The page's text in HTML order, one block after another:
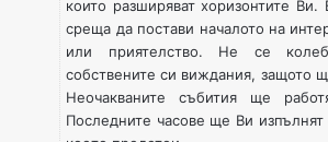
които разширяват хоризонтите
среща да постави началото на
или приятелство. Не се
собствените си виждания, защото
Неочакваните събития ще
Последните часове ще Ви изпълнят